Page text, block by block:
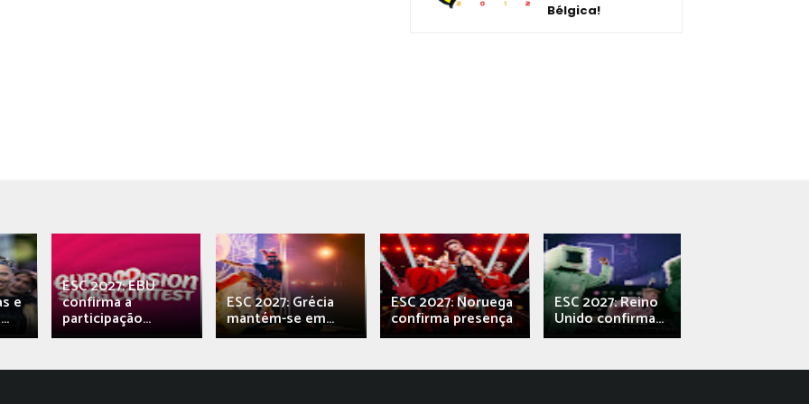
Bélgica!
e
ESC 2027: EBU
confirma a
participação...
ESC 2027: Grécia
mantém-se em...
ESC 2027: Noruega
confirma presença
ESC 2027: Reino
Unido confirma...